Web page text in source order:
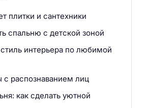
плитки и сантехники
спальню с детской зоной
интерьера по любимой
распознаванием лиц
как сделать уютной